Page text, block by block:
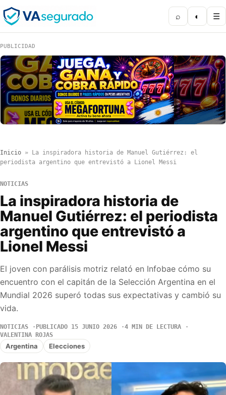
⌕ ◐ ☰
PUBLICIDAD
Inicio »
La inspiradora historia de Manuel Gutiérrez: el
periodista argentino que entrevistó a Lionel Messi
NOTICIAS
La inspiradora historia de
Manuel Gutiérrez: el periodista
argentino que entrevistó a
Lionel Messi
El joven con parálisis motriz relató en Infobae cómo su
encuentro con el capitán de la Selección Argentina en el
Mundial 2026 superó todas sus expectativas y cambió su
vida.
NOTICIAS PUBLICADO 15 JUNIO 2026
4 MIN DE LECTURA
VALENTINA ROJAS
Argentina Elecciones